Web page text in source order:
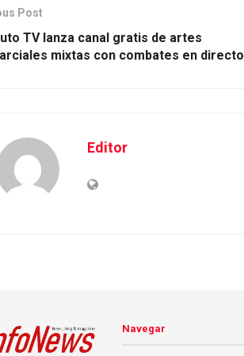
Post
TV lanza canal gratis de artes
mixtas con combates en directo
Editor
Navegar